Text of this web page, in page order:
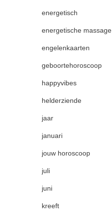
energetisch
energetische massage
engelenkaarten
geboortehoroscoop
happyvibes
helderziende
jaar
januari
jouw horoscoop
juli
juni
kreeft